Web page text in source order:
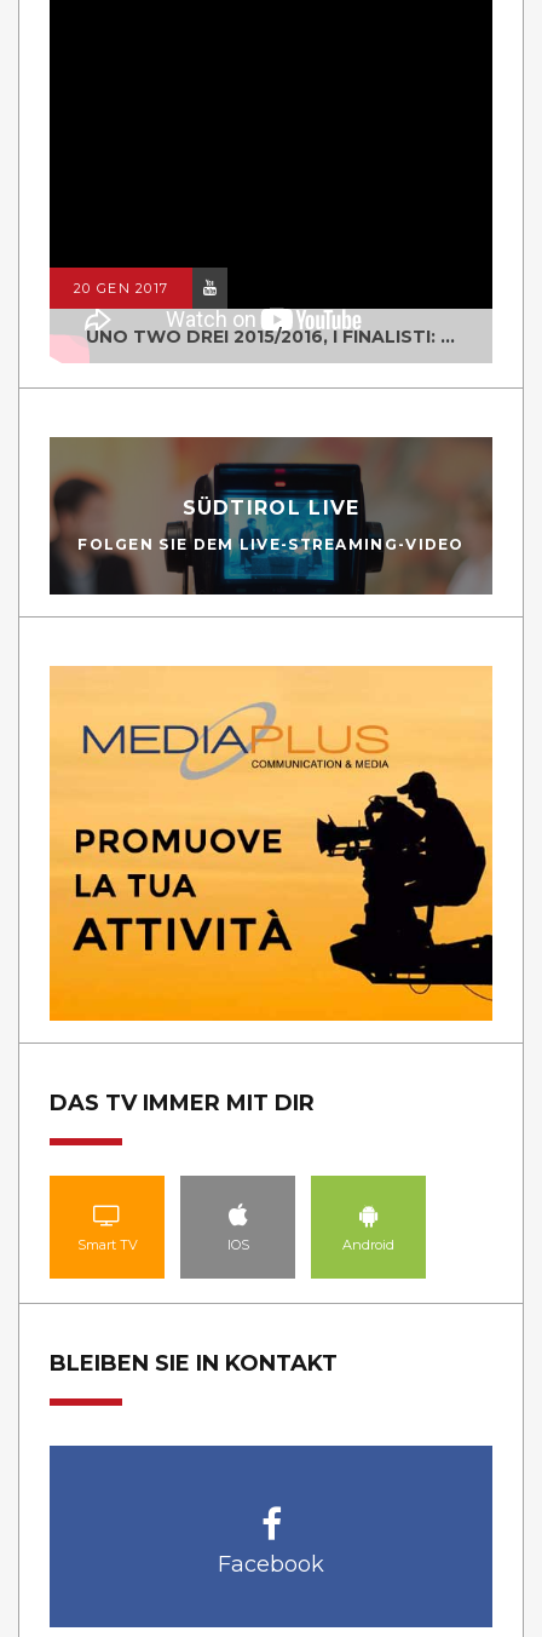
20 GEN 2017
UNO TWO DREI 2015/2016, I FINALISTI: CLASSE IV ALS ISTITUTO "DEGASPERI" BORGO VALSUGANA
SÜDTIROL LIVE
FOLGEN SIE DEM LIVE-STREAMING-VIDEO
DAS TV IMMER MIT DIR
Smart TV IOS Android
BLEIBEN SIE IN KONTAKT
Facebook